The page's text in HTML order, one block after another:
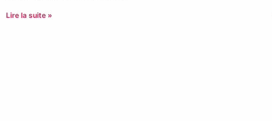
Lire la suite »